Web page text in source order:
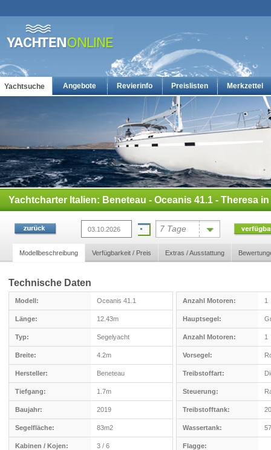
Yachtsuche Angebote Revierinfo Preislisten Merkzettel
Die günstigsten Charteryachten auf yachten-online
Yachtcharter Italien: Beneteau - Oceanis 41.1 - Theresa
7 Tage
Modellbeschreibung Verfügbarkeit / Preis Extras / Ausstattung
Technische Daten
Modell: Oceanis 41.1
Länge: 12.43m
Typ: Segelyacht
Breite: 4.2m
Hersteller: Beneteau
Tiefgang: 1.7m
Baujahr: 2019
Segelfläche: 83m2
Kabinen / Kojen: 3 / 6
Anzahl Motoren: 1
Hauptsegel:
Anzahl Motoren: 1
Vorsegel:
Treibstoffart:
Steuerung:
Treibstofftank:
Wassertank:
Flagge: